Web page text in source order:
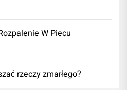
W Piecu
rzeczy zmarłego?